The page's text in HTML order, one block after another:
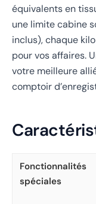
équivalents en
une limite cabine
inclus), chaque
pour vos affaires.
votre meilleure
comptoir
Fonctionnalités
spéciales